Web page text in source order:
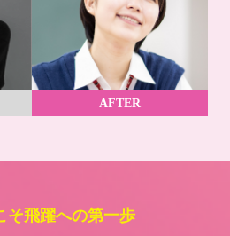
AFTER
そ飛躍への第一歩